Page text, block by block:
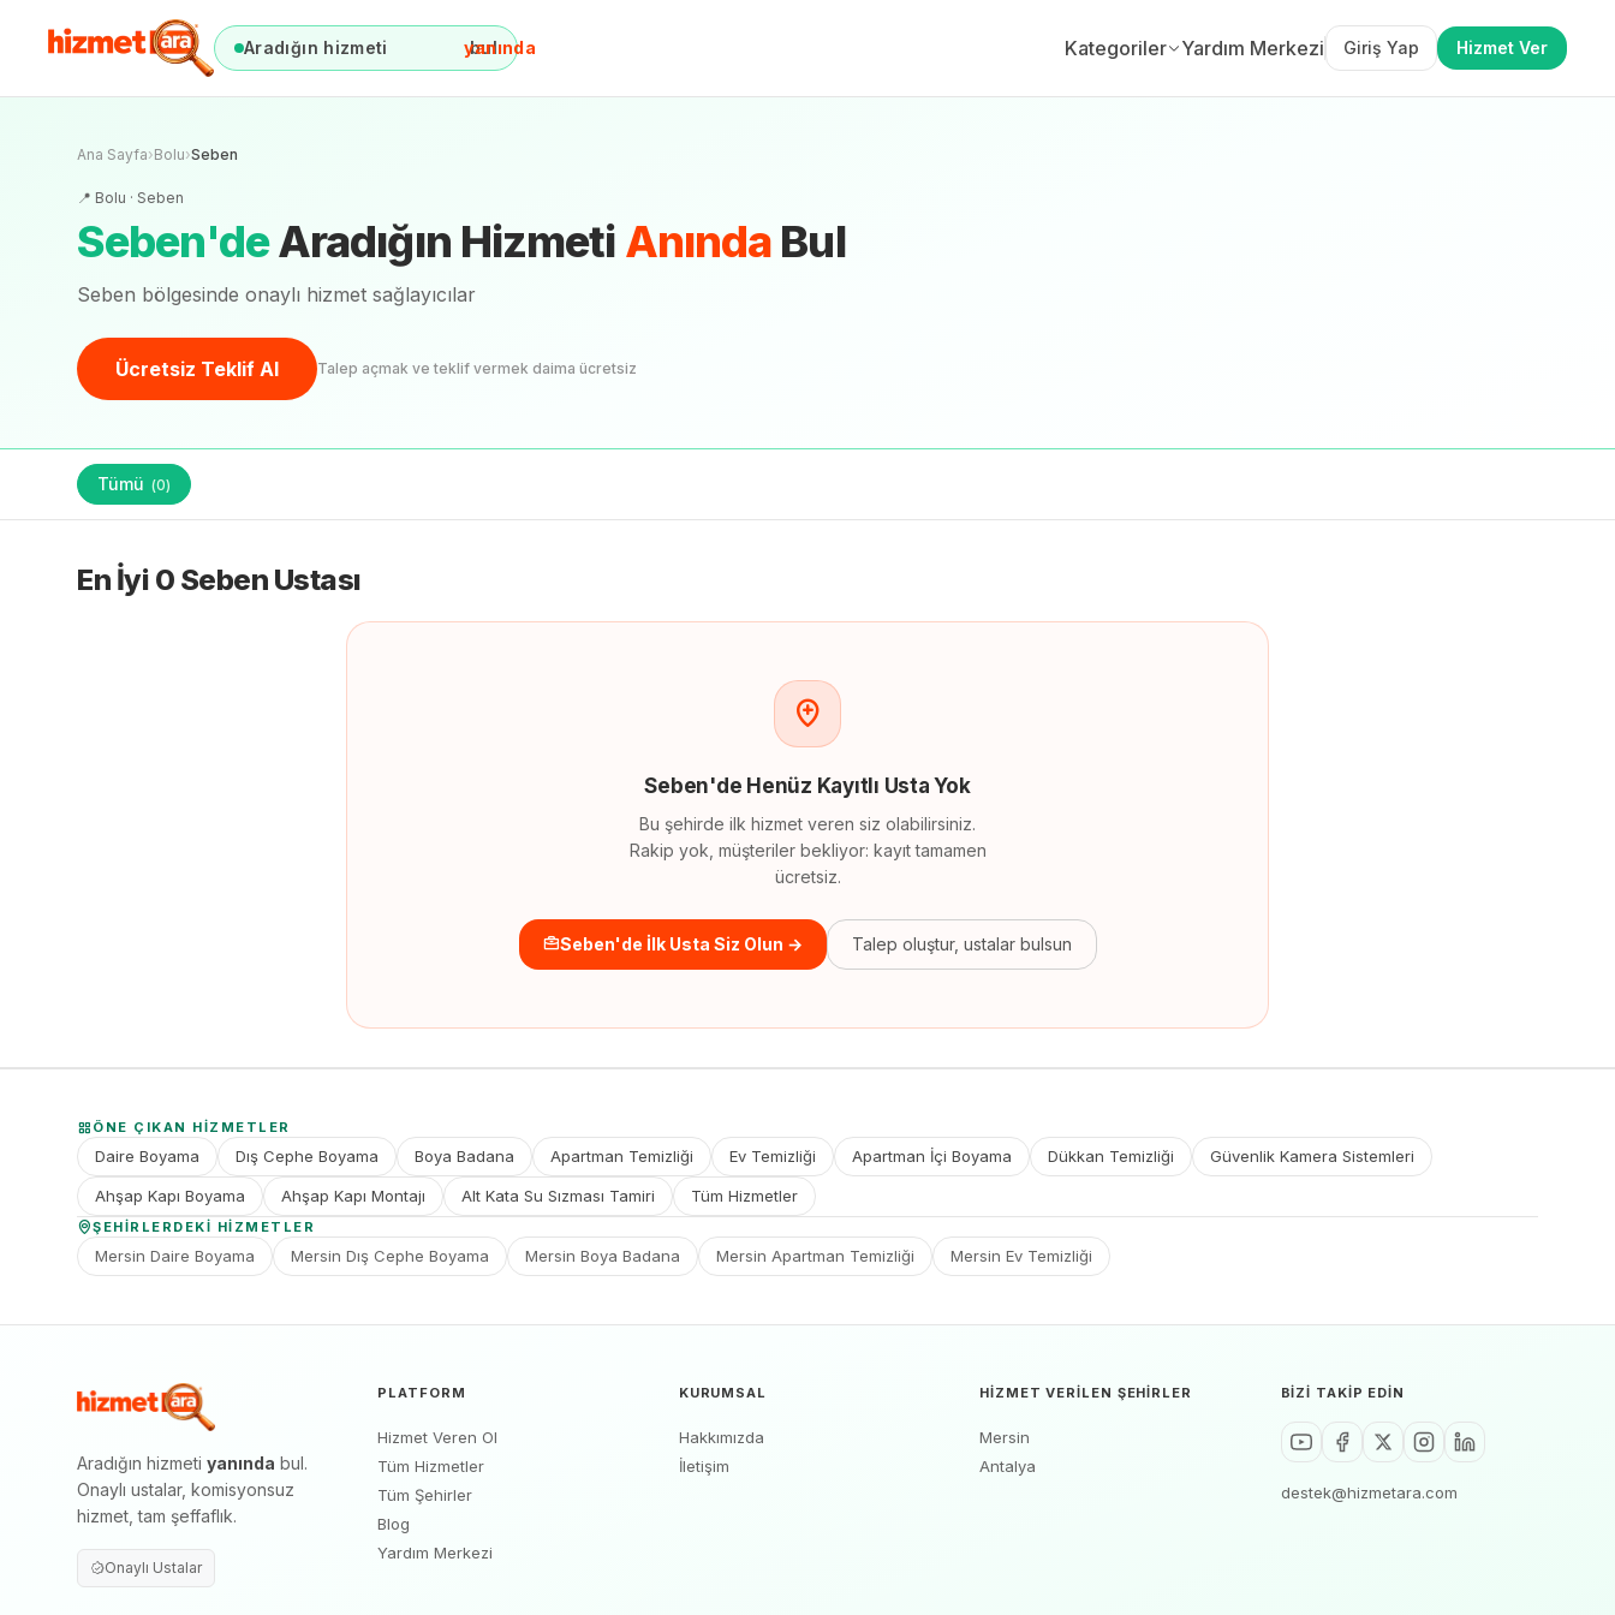
Aradığın hizmeti yanında
bul Kategoriler Yardım Merkezi Giriş Yap Hizmet Ver
Ana Sayfa›Bolu›Seben
📍 Bolu · Seben
Seben'deAradığın Hizmeti Anında Bul
Seben bölgesinde onaylı hizmet sağlayıcılar
Ücretsiz Teklif Al Talep açmak ve teklif vermek daima ücretsiz
Tümü (0)
En İyi 0 Seben Ustası
Seben'de Henüz Kayıtlı Usta Yok
Bu şehirde ilk hizmet veren siz olabilirsiniz.
Rakip yok, müşteriler bekliyor: kayıt tamamen
ücretsiz.
Seben'de İlk Usta Siz Olun → Talep oluştur, ustalar bulsun
ÖNE ÇIKAN HIZMETLER
Daire Boyama Dış Cephe Boyama Boya Badana Apartman Temizliği Ev Temizliği Apartman İçi Boyama Dükkan Temizliği Güvenlik Kamera Sistemleri
Ahşap Kapı Boyama Ahşap Kapı Montajı Alt Kata Su Sızması Tamiri Tüm Hizmetler
ŞEHIRLERDEKI HIZMETLER
Mersin Daire Boyama Mersin Dış Cephe Boyama Mersin Boya Badana Mersin Apartman Temizliği Mersin Ev Temizliği
Aradığın hizmeti yanında bul.
Onaylı ustalar, komisyonsuz
hizmet, tam şeffaflık.
Onaylı Ustalar
PLATFORM
Hizmet Veren Ol
Tüm Hizmetler
Tüm Şehirler
Blog
Yardım Merkezi
KURUMSAL
Hakkımızda
İletişim
HIZMET VERILEN ŞEHIRLER
Mersin
Antalya
BIZI TAKIP EDIN
destek@hizmetara.com